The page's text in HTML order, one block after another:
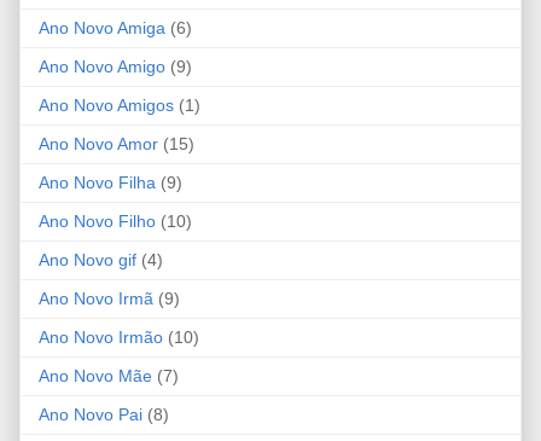
Ano Novo Amiga (6)
Ano Novo Amigo (9)
Ano Novo Amigos (1)
Ano Novo Amor (15)
Ano Novo Filha (9)
Ano Novo Filho (10)
Ano Novo gif (4)
Ano Novo Irmã (9)
Ano Novo Irmão (10)
Ano Novo Mãe (7)
Ano Novo Pai (8)